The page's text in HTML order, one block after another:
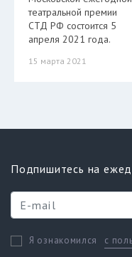
театральной премии
СТД РФ состоится 5
апреля 2021 года.
15 марта 2021
Подпишитесь на
Я ознакомился с